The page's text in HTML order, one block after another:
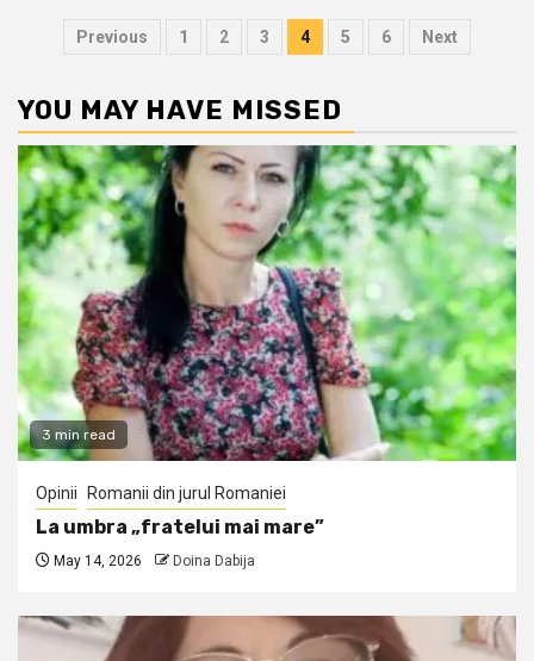
Posts
Previous 1 2 3 4 5 6 Next
YOU MAY HAVE MISSED
3 min read
Opinii Romanii din jurul Romaniei
La umbra „fratelui mai mare”
May 14, 2026 Doina Dabija